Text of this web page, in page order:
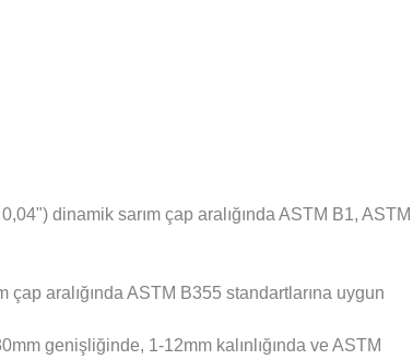
dinamik sarım çap aralığında ASTM B1, ASTM
aralığında ASTM B355 standartlarına uygun
genişliğinde, 1-12mm kalınlığında ve ASTM